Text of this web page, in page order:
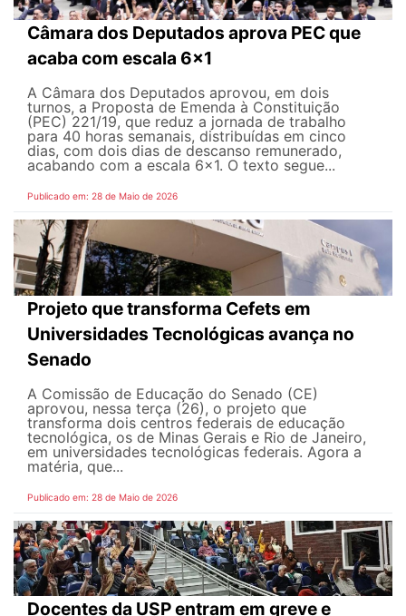
Câmara dos Deputados aprova PEC que
acaba com escala 6x1
A Câmara dos Deputados aprovou, em dois
turnos, a Proposta de Emenda à Constituição
(PEC) 221/19, que reduz a jornada de trabalho
para 40 horas semanais, distribuídas em cinco
dias, com dois dias de descanso remunerado,
acabando com a escala 6x1. O texto segue...
Publicado em: 28 de Maio de 2026
Projeto que transforma Cefets em
Universidades Tecnológicas avança no
Senado
A Comissão de Educação do Senado (CE)
aprovou, nessa terça (26), o projeto que
transforma dois centros federais de educação
tecnológica, os de Minas Gerais e Rio de Janeiro,
em universidades tecnológicas federais. Agora a
matéria, que...
Publicado em: 28 de Maio de 2026
Docentes da USP entram em greve e